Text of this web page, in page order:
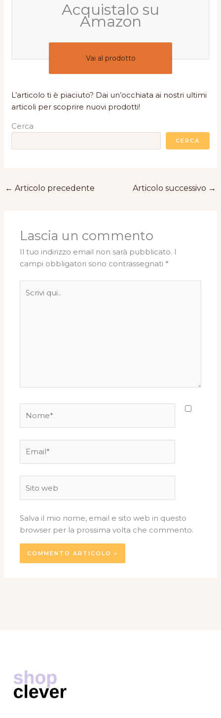
Acquistalo su
Amazon
Vai al prodotto
L’articolo ti è piaciuto? Dai un’occhiata ai nostri ultimi
articoli per scoprire nuovi prodotti!
Cerca
CERCA
← Articolo precedente Articolo successivo →
Lascia un commento
Il tuo indirizzo email non sarà pubblicato. I
campi obbligatori sono contrassegnati *
qui..
web
Salva il mio nome, email e sito web in questo
browser per la prossima volta che commento.